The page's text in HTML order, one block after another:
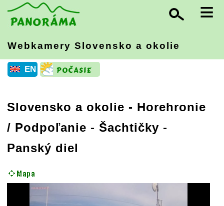
≡
Webkamery Slovensko a okolie
EN
Slovensko a okolie - Horehronie
/ Podpoľanie - Šachtičky -
Panský diel